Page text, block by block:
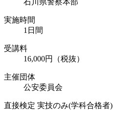
実施時間
1日間
受講料
16,000円（税抜）
主催団体
公安委員会
直接検定 実技のみ(学科合格者)